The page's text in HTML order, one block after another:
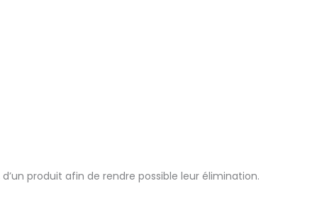
produit afin de rendre possible leur élimination.